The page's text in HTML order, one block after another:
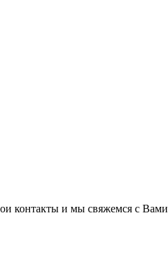
контакты и мы свяжемся с Вами